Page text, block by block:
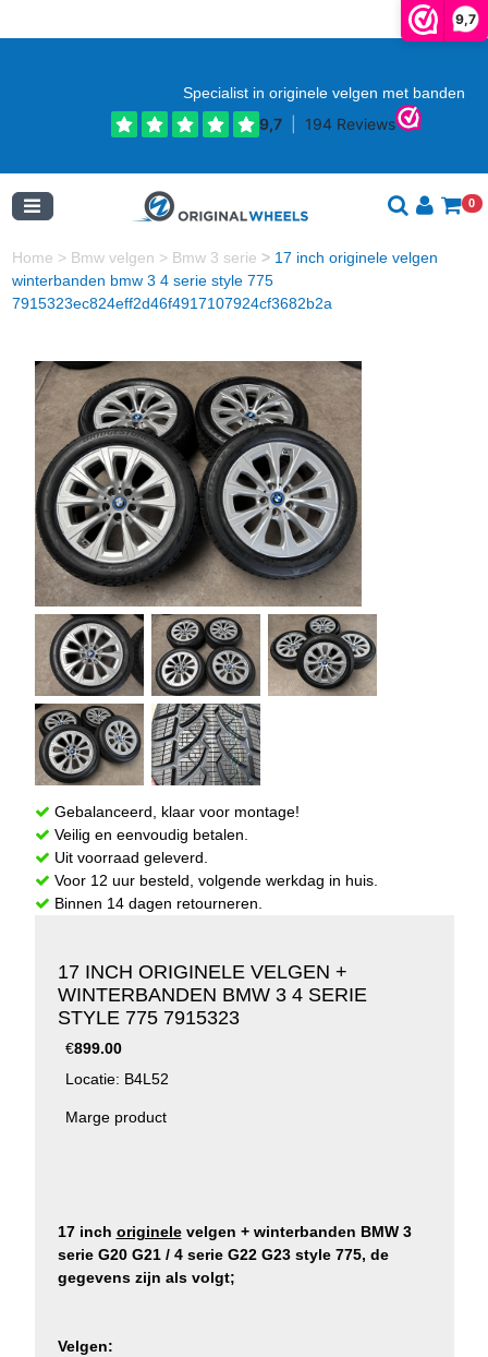
9,7
Specialist in originele velgen met banden
0
Home > Bmw velgen > Bmw 3 serie > 17 inch originele velgen
winterbanden bmw 3 4 serie style 775
7915323ec824eff2d46f4917107924cf3682b2a
Gebalanceerd, klaar voor montage!
Veilig en eenvoudig betalen.
Uit voorraad geleverd.
Voor 12 uur besteld, volgende werkdag in huis.
Binnen 14 dagen retourneren.
17 INCH ORIGINELE VELGEN +
WINTERBANDEN BMW 3 4 SERIE
STYLE 775 7915323
€899.00
Locatie: B4L52
Marge product
17 inch originelevelgen + winterbanden BMW 3
serie G20 G21 / 4 serie G22 G23 style 775, de
gegevens zijn als volgt;
Velgen: